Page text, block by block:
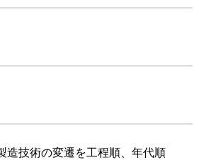
造技術の変遷を工程順、年代順